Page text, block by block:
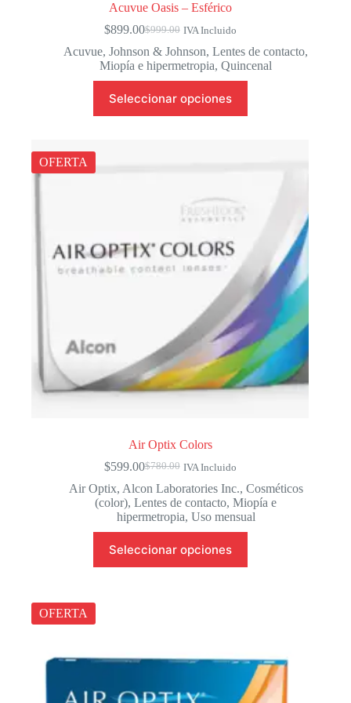
Acuvue Oasis – Esférico
$999.00
El
precio
original
era:
$999.00.
$899.00El
precio
actual
es:
$899.00.
IVA Incluido
Acuvue,Johnson & Johnson,Lentes de contacto,
Miopía e hipermetropia,Quincenal
Seleccionar opciones
producto
tiene
pueden
la
página
de
OFERTA
Air Optix Colors
$780.00
El
precio
original
era:
$599.00El
precio
actual
es:
IVA Incluido
Air Optix, Alcon Laboratories Inc., Cosméticos
(color),Lentes de contacto,Miopía e
hipermetropia, Uso mensual
Seleccionar opciones
producto
tiene
elegir
la
OFERTA